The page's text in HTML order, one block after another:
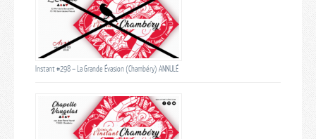
Instant #298 – La Grande Évasion (Chambéry) ANNULÉ